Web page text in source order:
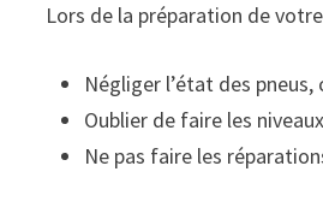
Lors de la préparation de
Négliger l’état des
Oublier de faire les
Ne pas faire les